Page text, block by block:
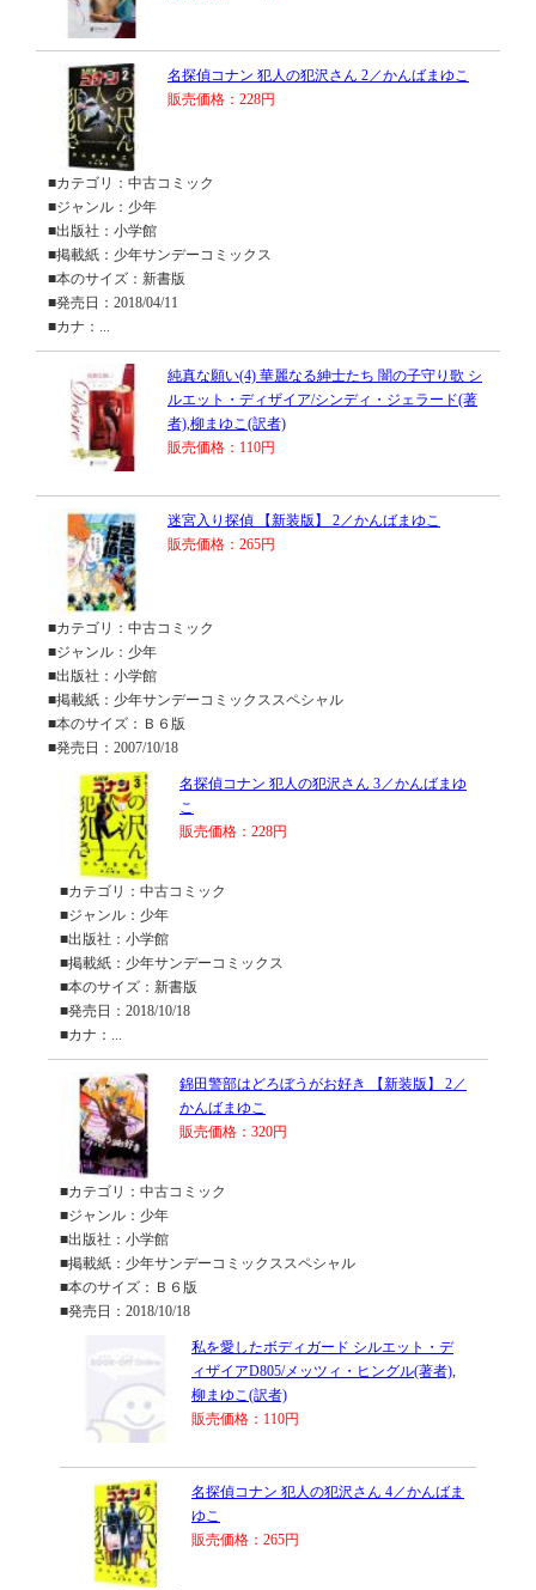
名探偵コナン 犯人の犯沢さん 2／かんばまゆこ
販売価格：228円
■カテゴリ：中古コミック
■ジャンル：少年
■出版社：小学館
■掲載紙：少年サンデーコミックス
■本のサイズ：新書版
■発売日：2018/04/11
■カナ：...
純真な願い(4) 華麗なる紳士たち 闇の子守り歌 シ
ルエット・ディザイア/シンディ・ジェラード(著
者),柳まゆこ(訳者)
販売価格：110円
迷宮入り探偵 【新装版】 2／かんばまゆこ
販売価格：265円
■カテゴリ：中古コミック
■ジャンル：少年
■出版社：小学館
■掲載紙：少年サンデーコミックススペシャル
■本のサイズ：Ｂ６版
■発売日：2007/10/18
名探偵コナン 犯人の犯沢さん 3／かんばまゆ
こ
販売価格：228円
■カテゴリ：中古コミック
■ジャンル：少年
■出版社：小学館
■掲載紙：少年サンデーコミックス
■本のサイズ：新書版
■発売日：2018/10/18
■カナ：...
錦田警部はどろぼうがお好き 【新装版】 2／
かんばまゆこ
販売価格：320円
■カテゴリ：中古コミック
■ジャンル：少年
■出版社：小学館
■掲載紙：少年サンデーコミックススペシャル
■本のサイズ：Ｂ６版
■発売日：2018/10/18
私を愛したボディガード シルエット・デ
ィザイアD805/メッツィ・ヒングル(著者),
柳まゆこ(訳者)
販売価格：110円
名探偵コナン 犯人の犯沢さん 4／かんばま
ゆこ
販売価格：265円